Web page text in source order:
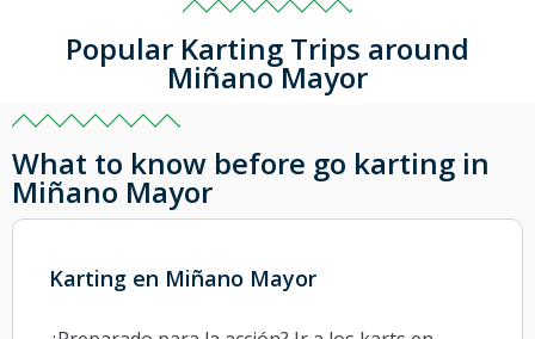
Popular Karting Trips around
Miñano Mayor
What to know before go karting in
Miñano Mayor
Karting en Miñano Mayor